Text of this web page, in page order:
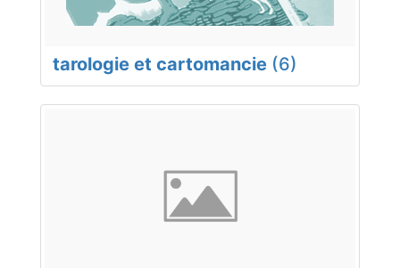
tarologie et cartomancie (6)